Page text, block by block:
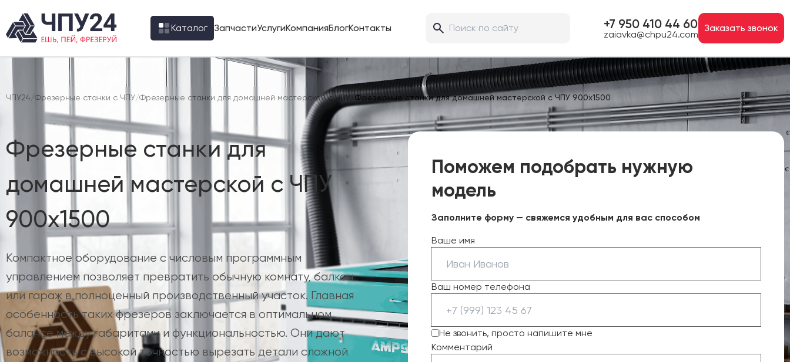
Каталог ЗапчастиУслугиКомпанияБлогКонтакты +7 950 410 44 60
zaiavka@chpu24.com
Заказать звонок
ЧПУ24/Фрезерные станки с ЧПУ/Фрезерные станки для домашней мастерской с ЧПУ/Фрезерные станки для домашней мастерской с ЧПУ 900х1500
Фрезерные станки для
домашней мастерской с ЧПУ
900х1500
Компактное оборудование с числовым программным
управлением позволяет превратить обычную комнату, балкон
или гараж в полноценный производственный участок. Главная
особенность таких фрезеров заключается в оптимальном
балансе между габаритами и функциональностью. Они дают
возможность с высокой точностью вырезать детали сложной
Поможем подобрать нужную
модель
Заполните форму — свяжемся удобным для вас способом
Ваше имя
Ваш номер телефона
Не звонить, просто напишите мне
Комментарий